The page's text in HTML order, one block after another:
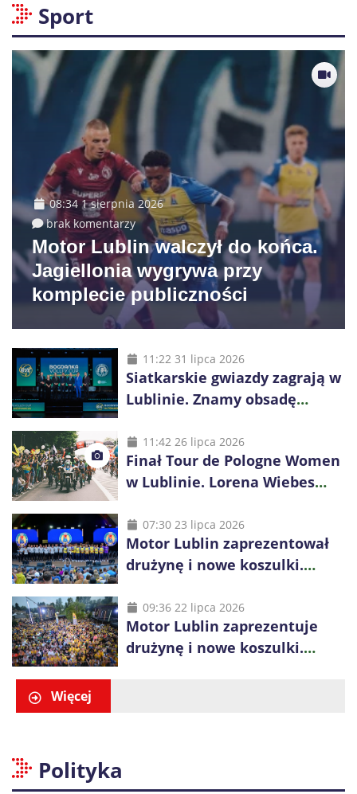
Sport
08:34 1 sierpnia 2026
brak komentarzy
Motor Lublin walczył do końca.
Jagiellonia wygrywa przy
komplecie publiczności
11:22 31 lipca 2026
Siatkarskie gwiazdy zagrają w
Lublinie. Znamy obsadę
11:42 26 lipca 2026
Finał Tour de Pologne Women
w Lublinie. Lorena Wiebes
07:30 23 lipca 2026
Motor Lublin zaprezentował
drużynę i nowe koszulki.
zespół w sezonie 2026/27
09:36 22 lipca 2026
Motor Lublin zaprezentuje
drużynę i nowe koszulki.
Więcej
Polityka